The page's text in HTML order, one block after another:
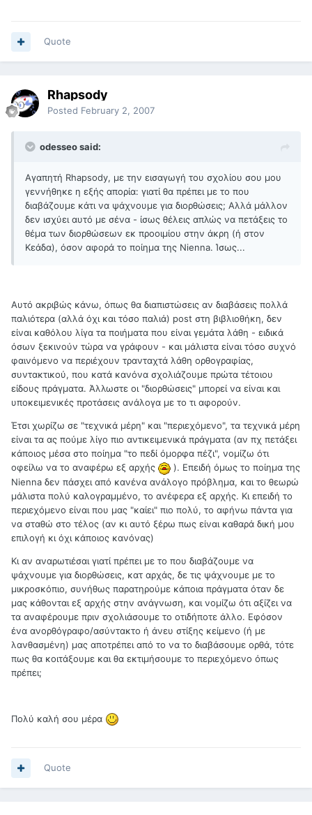
Quote
Rhapsody
Posted February 2, 2007
odesseo said:
Αγαπητή Rhapsody, με την εισαγωγή του σχολίου σου μου
γεννήθηκε η εξής απορία: γιατί θα πρέπει με το που
διαβάζουμε κάτι να ψάχνουμε για διορθώσεις; Αλλά μάλλον
δεν ισχύει αυτό με σένα - ίσως θέλεις απλώς να πετάξεις το
θέμα των διορθώσεων εκ προοιμίου στην άκρη (ή στον
Κεάδα), όσον αφορά το ποίημα της Nienna. Ίσως...
Αυτό ακριβώς κάνω, όπως θα διαπιστώσεις αν διαβάσεις πολλά
παλιότερα (αλλά όχι και τόσο παλιά) post στη βιβλιοθήκη, δεν
είναι καθόλου λίγα τα ποιήματα που είναι γεμάτα λάθη - ειδικά
όσων ξεκινούν τώρα να γράφουν - και μάλιστα είναι τόσο συχνό
φαινόμενο να περιέχουν τρανταχτά λάθη ορθογραφίας,
συντακτικού, που κατά κανόνα σχολιάζουμε πρώτα τέτοιου
είδους πράγματα. Άλλωστε οι "διορθώσεις" μπορεί να είναι και
υποκειμενικές προτάσεις ανάλογα με το τι αφορούν.
Έτσι χωρίζω σε "τεχνικά μέρη" και "περιεχόμενο", τα τεχνικά μέρη
είναι τα ας πούμε λίγο πιο αντικειμενικά πράγματα (αν πχ πετάξει
κάποιος μέσα στο ποίημα "το πεδί όμορφα πέζι", νομίζω ότι
οφείλω να το αναφέρω εξ αρχής
). Επειδή όμως το ποίημα της
Nienna δεν πάσχει από κανένα ανάλογο πρόβλημα, και το θεωρώ
μάλιστα πολύ καλογραμμένο, το ανέφερα εξ αρχής. Κι επειδή το
περιεχόμενο είναι που μας "καίει" πιο πολύ, το αφήνω πάντα για
να σταθώ στο τέλος (αν κι αυτό ξέρω πως είναι καθαρά δική μου
επιλογή κι όχι κάποιος κανόνας)
Κι αν αναρωτιέσαι γιατί πρέπει με το που διαβάζουμε να
ψάχνουμε για διορθώσεις, κατ αρχάς, δε τις ψάχνουμε με το
μικροσκόπιο, συνήθως παρατηρούμε κάποια πράγματα όταν δε
μας κάθονται εξ αρχής στην ανάγνωση, και νομίζω ότι αξίζει να
τα αναφέρουμε πριν σχολιάσουμε το οτιδήποτε άλλο. Εφόσον
ένα ανορθόγραφο/ασύντακτο ή άνευ στίξης κείμενο (ή με
λανθασμένη) μας αποτρέπει από το να το διαβάσουμε ορθά, τότε
πως θα κοιτάξουμε και θα εκτιμήσουμε το περιεχόμενο όπως
πρέπει;
Πολύ καλή σου μέρα
Quote